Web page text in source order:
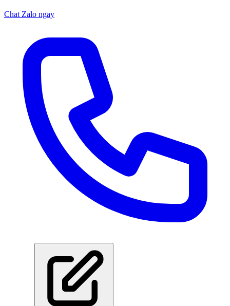
Chat Zalo ngay